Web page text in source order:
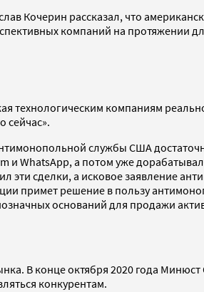
Кочерин рассказал, что
компаний на протяжении
технологическим компаниям
сейчас».
службы США
и WhatsApp, а потом уже
сделки, а исковое заявление
примет решение в пользу
оснований для продажи
В конце октября 2020 года
конкурентам.